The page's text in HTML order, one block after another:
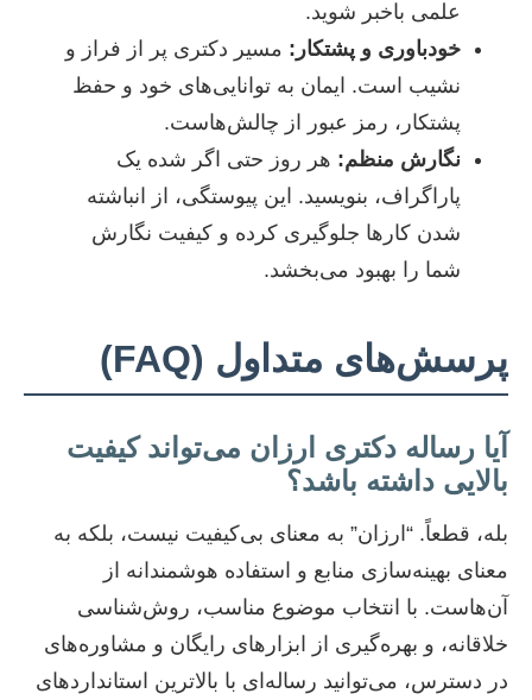
علمی باخبر شوید.
خودباوری و پشتکار: مسیر دکتری پر از فراز و
نشیب است. ایمان به توانایی‌های خود و حفظ
پشتکار، رمز عبور از چالش‌هاست.
نگارش منظم: هر روز حتی اگر شده یک
پاراگراف، بنویسید. این پیوستگی، از انباشته
شدن کارها جلوگیری کرده و کیفیت نگارش
شما را بهبود می‌بخشد.
پرسش‌های متداول (FAQ)
آیا رساله دکتری ارزان می‌تواند کیفیت
بالایی داشته باشد؟
بله، قطعاً. “ارزان” به معنای بی‌کیفیت نیست، بلکه به
معنای بهینه‌سازی منابع و استفاده هوشمندانه از
آن‌هاست. با انتخاب موضوع مناسب، روش‌شناسی
خلاقانه، و بهره‌گیری از ابزارهای رایگان و مشاوره‌های
در دسترس، می‌توانید رساله‌ای با بالاترین استانداردهای